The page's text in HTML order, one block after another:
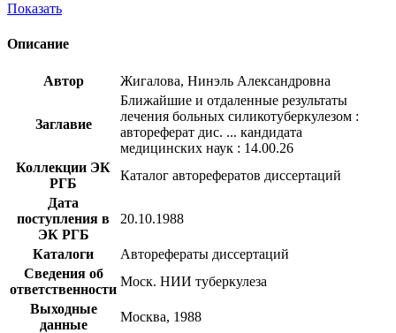
Показать
Описание
Автор Жигалова, Нинэль Александровна
Заглавие
Ближайшие и отдаленные результаты
лечения больных силикотуберкулезом :
автореферат дис. ... кандидата
медицинских наук : 14.00.26
Коллекции ЭК
РГБ
Каталог авторефератов диссертаций
Дата
поступления в
ЭК РГБ
20.10.1988
Каталоги
Авторефераты диссертаций
Сведения об
ответственности
Моск. НИИ туберкулеза
Выходные
данные
Москва, 1988